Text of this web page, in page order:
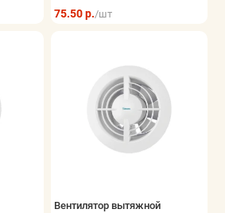
75.50 р./шт
Вентилятор вытяжной